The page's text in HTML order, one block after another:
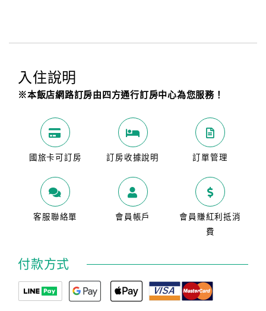
入住說明
※本飯店網路訂房由四方通行訂房中心為您服務！
國旅卡可訂房 訂房收據說明 訂單管理
客服聯絡單 會員帳戶
會員賺紅利抵消
費
付款方式